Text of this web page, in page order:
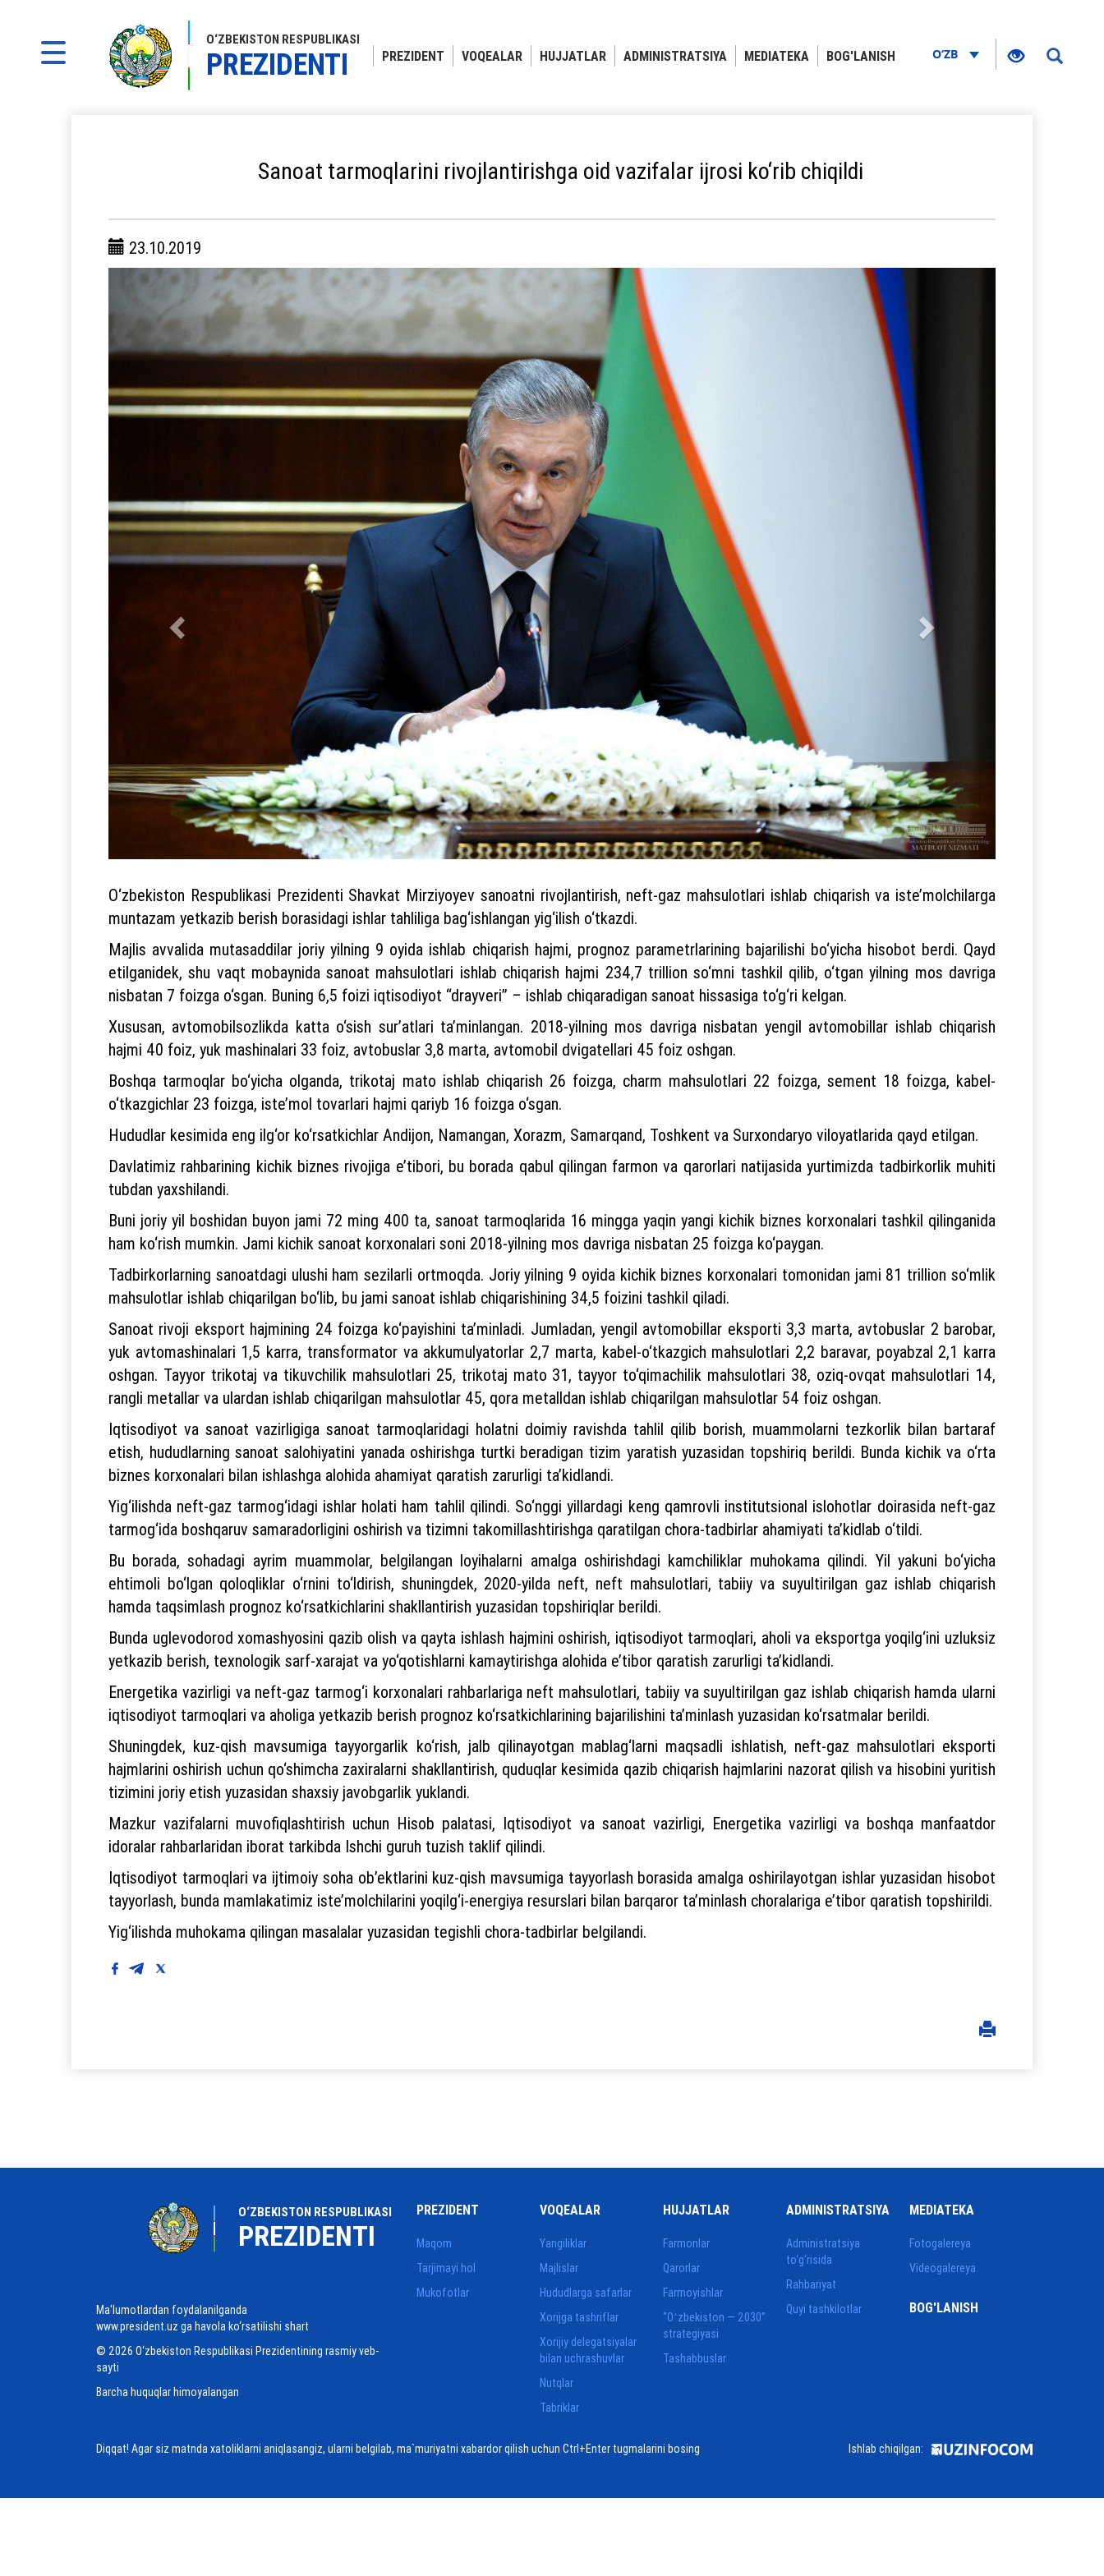
O‘ZBEKISTON RESPUBLIKASI
PREZIDENTI PREZIDENT VOQEALAR HUJJATLAR ADMINISTRATSIYA MEDIATEKA BOG'LANISH O‘ZB
Sanoat tarmoqlarini rivojlantirishga oid vazifalar ijrosi ko‘rib chiqildi
23.10.2019
O‘zbekiston Respublikasi Prezidenti Shavkat Mirziyoyev sanoatni rivojlantirish, neft-gaz mahsulotlari ishlab chiqarish va iste’molchilarga
muntazam yetkazib berish borasidagi ishlar tahliliga bag‘ishlangan yig‘ilish o‘tkazdi.
Majlis avvalida mutasaddilar joriy yilning 9 oyida ishlab chiqarish hajmi, prognoz parametrlarining bajarilishi bo‘yicha hisobot berdi. Qayd
etilganidek, shu vaqt mobaynida sanoat mahsulotlari ishlab chiqarish hajmi 234,7 trillion so‘mni tashkil qilib, o‘tgan yilning mos davriga
nisbatan 7 foizga o‘sgan. Buning 6,5 foizi iqtisodiyot “drayveri” – ishlab chiqaradigan sanoat hissasiga to‘g‘ri kelgan.
Xususan, avtomobilsozlikda katta o‘sish sur’atlari ta’minlangan. 2018-yilning mos davriga nisbatan yengil avtomobillar ishlab chiqarish
hajmi 40 foiz, yuk mashinalari 33 foiz, avtobuslar 3,8 marta, avtomobil dvigatellari 45 foiz oshgan.
Boshqa tarmoqlar bo‘yicha olganda, trikotaj mato ishlab chiqarish 26 foizga, charm mahsulotlari 22 foizga, sement 18 foizga, kabel-
o‘tkazgichlar 23 foizga, iste’mol tovarlari hajmi qariyb 16 foizga o‘sgan.
Hududlar kesimida eng ilg‘or ko‘rsatkichlar Andijon, Namangan, Xorazm, Samarqand, Toshkent va Surxondaryo viloyatlarida qayd etilgan.
Davlatimiz rahbarining kichik biznes rivojiga e’tibori, bu borada qabul qilingan farmon va qarorlari natijasida yurtimizda tadbirkorlik muhiti
tubdan yaxshilandi.
Buni joriy yil boshidan buyon jami 72 ming 400 ta, sanoat tarmoqlarida 16 mingga yaqin yangi kichik biznes korxonalari tashkil qilinganida
ham ko‘rish mumkin. Jami kichik sanoat korxonalari soni 2018-yilning mos davriga nisbatan 25 foizga ko‘paygan.
Tadbirkorlarning sanoatdagi ulushi ham sezilarli ortmoqda. Joriy yilning 9 oyida kichik biznes korxonalari tomonidan jami 81 trillion so‘mlik
mahsulotlar ishlab chiqarilgan bo‘lib, bu jami sanoat ishlab chiqarishining 34,5 foizini tashkil qiladi.
Sanoat rivoji eksport hajmining 24 foizga ko‘payishini ta’minladi. Jumladan, yengil avtomobillar eksporti 3,3 marta, avtobuslar 2 barobar,
yuk avtomashinalari 1,5 karra, transformator va akkumulyatorlar 2,7 marta, kabel-o‘tkazgich mahsulotlari 2,2 baravar, poyabzal 2,1 karra
oshgan. Tayyor trikotaj va tikuvchilik mahsulotlari 25, trikotaj mato 31, tayyor to‘qimachilik mahsulotlari 38, oziq-ovqat mahsulotlari 14,
rangli metallar va ulardan ishlab chiqarilgan mahsulotlar 45, qora metalldan ishlab chiqarilgan mahsulotlar 54 foiz oshgan.
Iqtisodiyot va sanoat vazirligiga sanoat tarmoqlaridagi holatni doimiy ravishda tahlil qilib borish, muammolarni tezkorlik bilan bartaraf
etish, hududlarning sanoat salohiyatini yanada oshirishga turtki beradigan tizim yaratish yuzasidan topshiriq berildi. Bunda kichik va o‘rta
biznes korxonalari bilan ishlashga alohida ahamiyat qaratish zarurligi ta’kidlandi.
Yig‘ilishda neft-gaz tarmog‘idagi ishlar holati ham tahlil qilindi. So‘nggi yillardagi keng qamrovli institutsional islohotlar doirasida neft-gaz
tarmog‘ida boshqaruv samaradorligini oshirish va tizimni takomillashtirishga qaratilgan chora-tadbirlar ahamiyati ta’kidlab o‘tildi.
Bu borada, sohadagi ayrim muammolar, belgilangan loyihalarni amalga oshirishdagi kamchiliklar muhokama qilindi. Yil yakuni bo‘yicha
ehtimoli bo‘lgan qoloqliklar o‘rnini to‘ldirish, shuningdek, 2020-yilda neft, neft mahsulotlari, tabiiy va suyultirilgan gaz ishlab chiqarish
hamda taqsimlash prognoz ko‘rsatkichlarini shakllantirish yuzasidan topshiriqlar berildi.
Bunda uglevodorod xomashyosini qazib olish va qayta ishlash hajmini oshirish, iqtisodiyot tarmoqlari, aholi va eksportga yoqilg‘ini uzluksiz
yetkazib berish, texnologik sarf-xarajat va yo‘qotishlarni kamaytirishga alohida e’tibor qaratish zarurligi ta’kidlandi.
Energetika vazirligi va neft-gaz tarmog‘i korxonalari rahbarlariga neft mahsulotlari, tabiiy va suyultirilgan gaz ishlab chiqarish hamda ularni
iqtisodiyot tarmoqlari va aholiga yetkazib berish prognoz ko‘rsatkichlarining bajarilishini ta’minlash yuzasidan ko‘rsatmalar berildi.
Shuningdek, kuz-qish mavsumiga tayyorgarlik ko‘rish, jalb qilinayotgan mablag‘larni maqsadli ishlatish, neft-gaz mahsulotlari eksporti
hajmlarini oshirish uchun qo‘shimcha zaxiralarni shakllantirish, quduqlar kesimida qazib chiqarish hajmlarini nazorat qilish va hisobini yuritish
tizimini joriy etish yuzasidan shaxsiy javobgarlik yuklandi.
Mazkur vazifalarni muvofiqlashtirish uchun Hisob palatasi, Iqtisodiyot va sanoat vazirligi, Energetika vazirligi va boshqa manfaatdor
idoralar rahbarlaridan iborat tarkibda Ishchi guruh tuzish taklif qilindi.
Iqtisodiyot tarmoqlari va ijtimoiy soha ob’ektlarini kuz-qish mavsumiga tayyorlash borasida amalga oshirilayotgan ishlar yuzasidan hisobot
tayyorlash, bunda mamlakatimiz iste’molchilarini yoqilg‘i-energiya resurslari bilan barqaror ta’minlash choralariga e’tibor qaratish topshirildi.
Yig‘ilishda muhokama qilingan masalalar yuzasidan tegishli chora-tadbirlar belgilandi.
O‘ZBEKISTON RESPUBLIKASI
PREZIDENTI
Ma'lumotlardan foydalanilganda
www.president.uz ga havola ko‘rsatilishi shart
© 2026 O‘zbekiston Respublikasi Prezidentining rasmiy veb-
sayti
Barcha huquqlar himoyalangan
PREZIDENT
Maqom
Tarjimayi hol
Mukofotlar
VOQEALAR
Yangiliklar
Majlislar
Hududlarga safarlar
Xorijga tashriflar
Xorijiy delegatsiyalar
bilan uchrashuvlar
Nutqlar
Tabriklar
HUJJATLAR
Farmonlar
Qarorlar
Farmoyishlar
“Oʻzbekiston — 2030”
strategiyasi
Tashabbuslar
ADMINISTRATSIYA
Administratsiya
to‘g‘risida
Rahbariyat
Quyi tashkilotlar
MEDIATEKA
Fotogalereya
Videogalereya
BOG'LANISH
Diqqat! Agar siz matnda xatoliklarni aniqlasangiz, ularni belgilab, ma`muriyatni xabardor qilish uchun Ctrl+Enter tugmalarini bosing Ishlab chiqilgan: